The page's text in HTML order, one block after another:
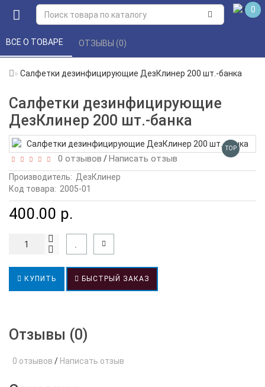
0
Салфетки дезинфицирующие ДезКлинер 200 шт.-банка
Салфетки дезинфицирующие
ДезКлинер 200 шт.-банка
ВСЕ О ТОВАРЕ ОТЗЫВЫ (0)
TOP
0 отзывов /Написать отзыв
Производитель: ДезКлинер
Код товара: 2005-01
400.00 р.
КУПИТЬ БЫСТРЫЙ ЗАКАЗ
Отзывы (0)
0 отзывов / Написать отзыв